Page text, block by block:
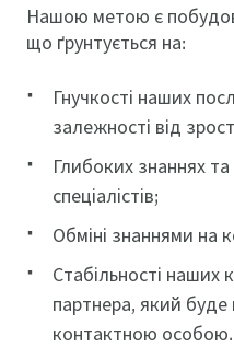
Нашою метою є
що ґрунтується на:
Гнучкості наших
залежності від
Глибоких знаннях
спеціалістів;
Обміні знаннями на
Стабільності наших
партнера, який
контактною особою.